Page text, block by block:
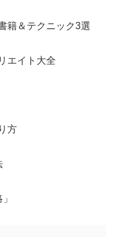
籍＆テクニック3選
エイト大全
方